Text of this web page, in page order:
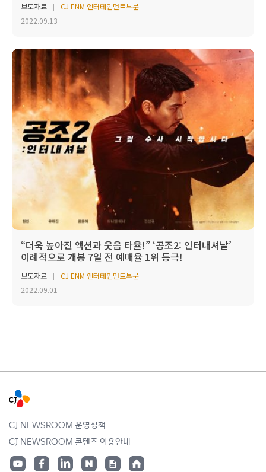
보도자료
CJ ENM 엔터테인먼트부문
2022.09.13
“더욱 높아진 액션과 웃음 타율!” ‘공조2: 인터내셔날’
이례적으로 개봉 7일 전 예매율 1위 등극!
보도자료
CJ ENM 엔터테인먼트부문
2022.09.01
CJ NEWSROOM 운영정책
CJ NEWSROOM 콘텐츠 이용안내